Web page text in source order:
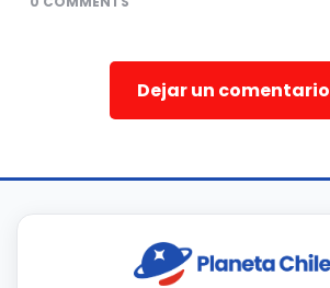
Dejar un comentario